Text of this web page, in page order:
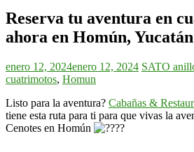
Reserva tu aventura en
ahora en Homún, Yucatán
enero 12, 2024enero 12, 2024 SATO
cuatrimotos, Homun
Listo para la aventura? Cabañas &
tiene esta ruta para ti para que vivas la
Cenotes en Homún